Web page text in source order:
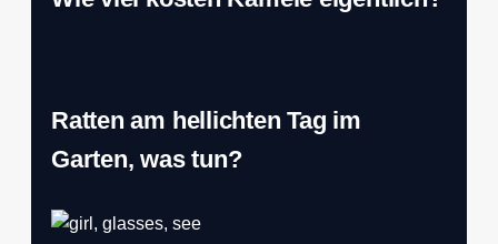
Ratten am hellichten Tag im
Garten, was tun?